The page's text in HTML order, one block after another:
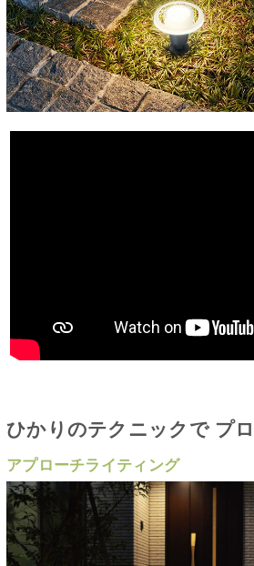
ひかりのテクニックで プ
アプローチライティング